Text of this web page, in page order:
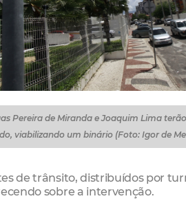
Pereira de Miranda e Joaquim Lima
viabilizando um binário (Foto: Igor de
de trânsito, distribuídos por
sobre a intervenção.